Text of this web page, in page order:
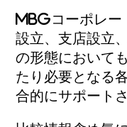
MBGコーポレー
設立、支店設立
の形態において
たり必要となる
合的にサポート